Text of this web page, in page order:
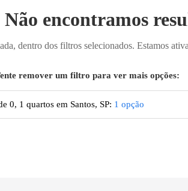
Não encontramos
dentro dos filtros selecionados. Estamos
remover um filtro para ver mais opções:
0, 1 quartos em Santos, SP: 1 opção